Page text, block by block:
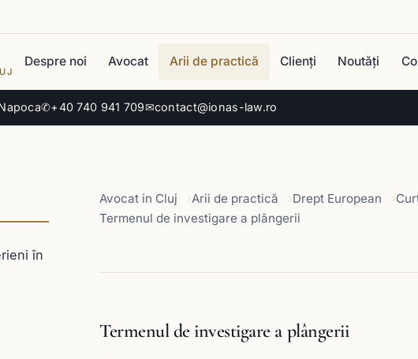
✆+40 740 941 709✉contact@ionas-law.ro
Despre noi Avocat Arii de practică Clienți Noutăți
în
Avocat in Cluj Arii de practică Drept European
Termenul de investigare a plângerii
Termenul de investigare a plângerii